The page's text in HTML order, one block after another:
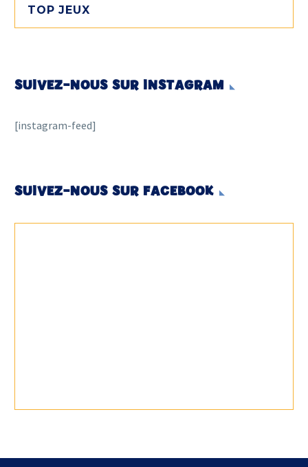
TOP JEUX
SUIVEZ-NOUS SUR INSTAGRAM
[instagram-feed]
SUIVEZ-NOUS SUR FACEBOOK